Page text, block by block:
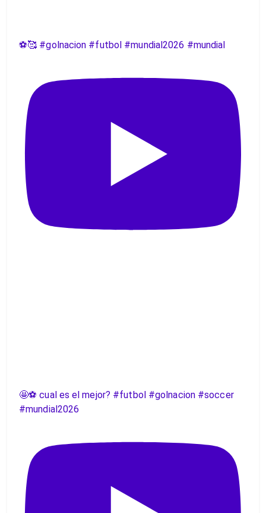
⚽️🥰 #golnacion #futbol #mundial2026 #mundial
🤩⚽️ cual es el mejor? #futbol #golnacion #soccer
#mundial2026